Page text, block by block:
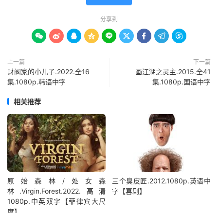
分享到
        
上一篇
财阀家的小儿子.2022.全16
集.1080p.韩语中字
下一篇
画江湖之灵主.2015.全41
集.1080p.国语中字
相关推荐
原始森林/处女森
林.Virgin.Forest.2022.高清
1080p.中英双字【菲律宾大尺
三个臭皮匠.2012.1080p.英语中
字【喜剧】